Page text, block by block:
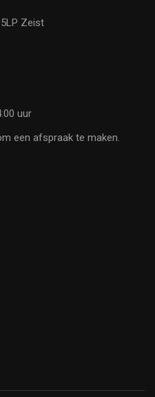
Zeist
uur
een afspraak te maken.